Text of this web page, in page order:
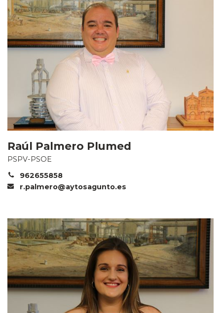
Raúl Palmero Plumed
PSPV-PSOE
962655858
r.palmero@aytosagunto.es